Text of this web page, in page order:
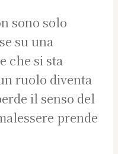
sono solo
su una
che si sta
ruolo diventa
il senso del
prende